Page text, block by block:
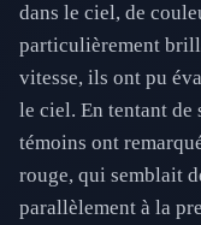
dans le ciel, de
particulièrement
vitesse, ils ont pu
le ciel. En tentant de
témoins ont
rouge, qui semblait
parallèlement à la